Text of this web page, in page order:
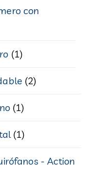
con
(1)
(2)
(1)
(1)
- Action